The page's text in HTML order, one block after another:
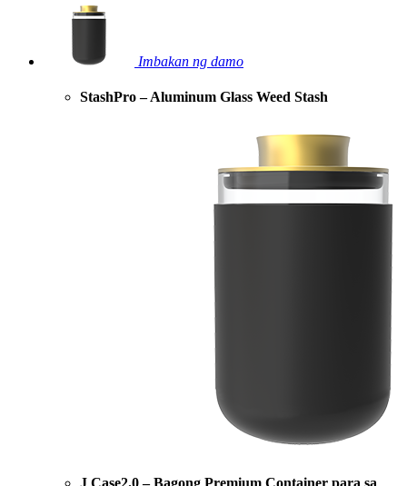
Imbakan ng damo
StashPro – Aluminum Glass Weed Stash
J Case2.0 – Bagong Premium Container para sa